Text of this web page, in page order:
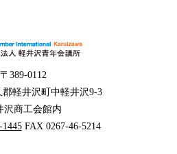
〒389-0112
軽井沢町中軽井沢9-3
沢商工会館内
1445FAX 0267-46-5214